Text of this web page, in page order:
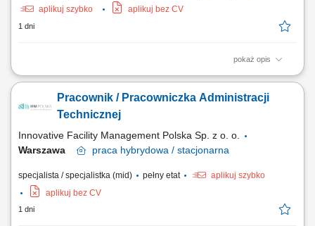
aplikuj szybko
aplikuj bez CV
1 dni
pokaż opis
Opis stanowiska Nadzorowanie całokształtu działań operacyjnych
Samodzielna organizacja eventów edukacyjnych, konferencji i spotkań
rozwojowych na terenie całej Polski. Budowanie i utrzymywanie relacji z
Pracownik / Pracowniczka Administracji
Technicznej
Innovative Facility Management Polska Sp. z o. o.
Warszawa
praca hybrydowa / stacjonarna
specjalista / specjalistka (mid) pełny etat
aplikuj szybko
aplikuj bez CV
1 dni